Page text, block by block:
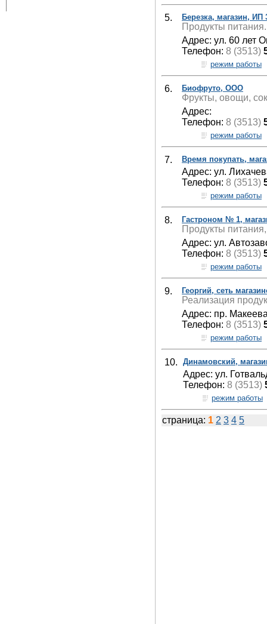
5. Березка, магазин,
Продукты питания.
Адрес: ул. 60 лет
Телефон: 8 (3513)
режим работы
6. Биофруто, ООО
Фрукты, овощи,
Адрес:
Телефон: 8 (3513)
режим работы
7. Время покупать,
Адрес: ул.
Телефон: 8 (3513)
режим работы
8. Гастроном № 1,
Продукты
Адрес: ул.
Телефон: 8 (3513)
режим работы
9. Георгий, сеть
Реализация
Адрес: пр.
Телефон: 8 (3513)
режим работы
10. Динамовский,
Адрес: ул.
Телефон: 8 (3513)
режим работы
страница: 1 2 3 4 5